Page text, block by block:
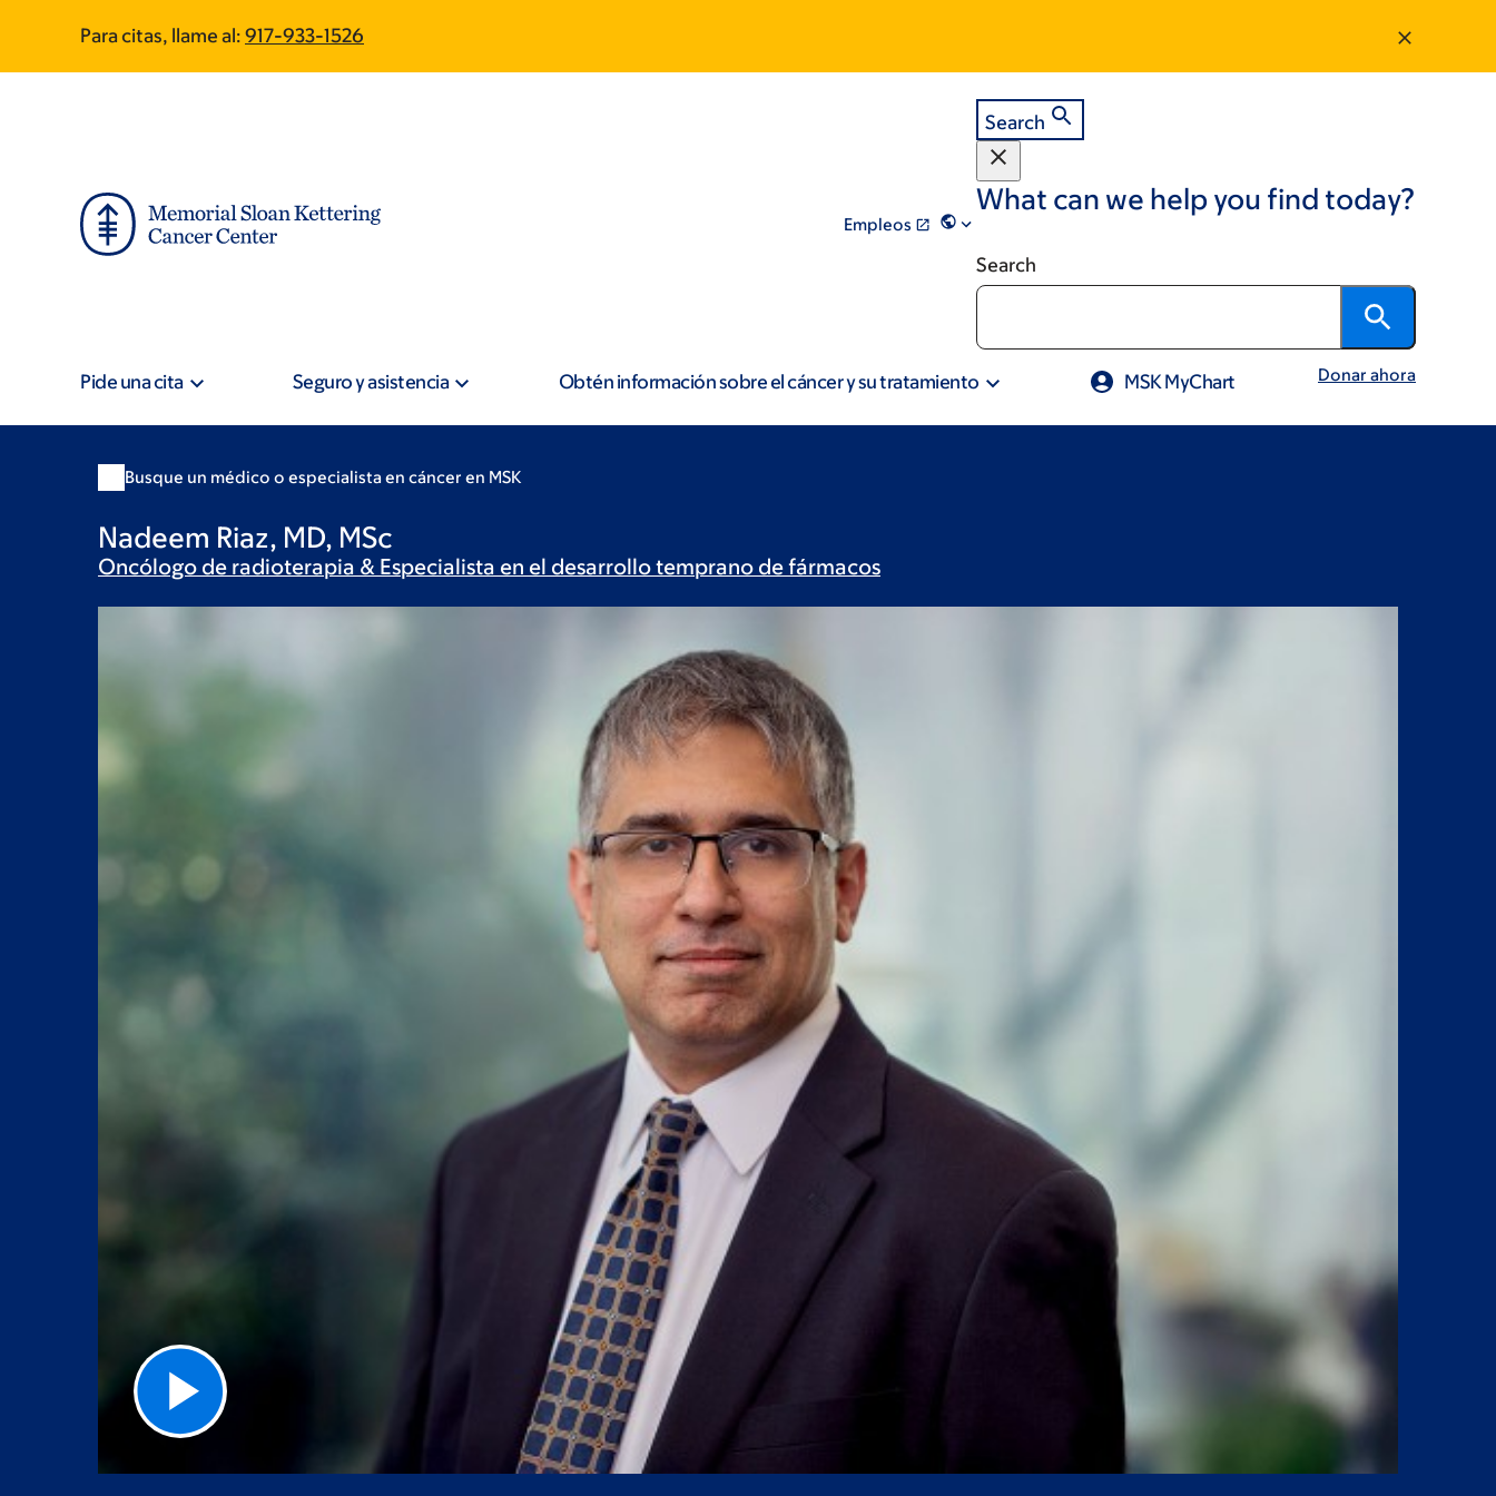
main
footer
Para citas, llame al: 917-933-1526
Empleos
Search
What can we help you find today?
Search
Pide una cita Seguro y asistencia Obtén información sobre el cáncer y su tratamiento MSK MyChart Donar ahora
Busque un médico o especialista en cáncer en MSK
Nadeem Riaz, MD, MSc
Oncólogo de radioterapia & Especialista en el desarrollo temprano defármacos